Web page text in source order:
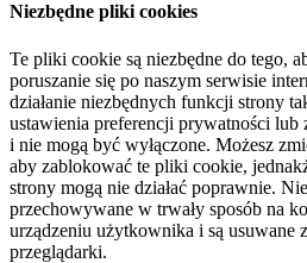
Niezbędne pliki cookies
Te pliki cookie są niezbędne do tego,
poruszanie się po naszym serwisie
działanie niezbędnych funkcji strony
ustawienia preferencji prywatności lub
i nie mogą być wyłączone. Możesz
aby zablokować te pliki cookie,
strony mogą nie działać poprawnie.
przechowywane w trwały sposób na
urządzeniu użytkownika i są usuwane
przeglądarki.